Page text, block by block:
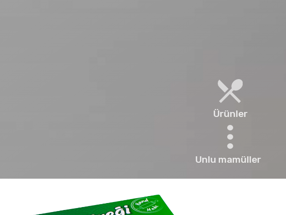
Ürünler
Unlu mamüller